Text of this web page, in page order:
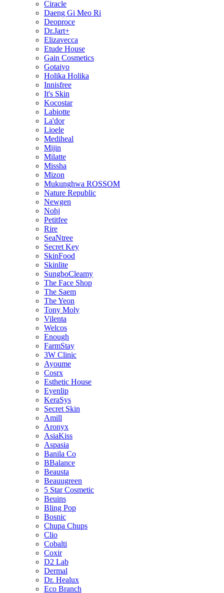
Ciracle
Daeng Gi Meo Ri
Deoproce
Dr.Jart+
Elizavecca
Etude House
Gain Cosmetics
Gotaiyo
Holika Holika
Innisfree
It's Skin
Kocostar
Labiotte
La'dor
Lioele
Mediheal
Mijin
Milatte
Missha
Mizon
Mukunghwa ROSSOM
Nature Republic
Newgen
Nohj
Petitfee
Rire
SeaNtree
Secret Key
SkinFood
Skinlite
SungboCleamy
The Face Shop
The Saem
The Yeon
Tony Moly
Vilenta
Welcos
Enough
FarmStay
3W Clinic
Ayoume
Cosrx
Esthetic House
Eyenlip
KeraSys
Secret Skin
Amill
Aronyx
AsiaKiss
Aspasia
Banila Co
BBalance
Beausta
Beauugreen
5 Star Cosmetic
Beuins
Bling Pop
Bosnic
Chupa Chups
Clio
Cobalti
Coxir
D2 Lab
Dermal
Dr. Healux
Eco Branch